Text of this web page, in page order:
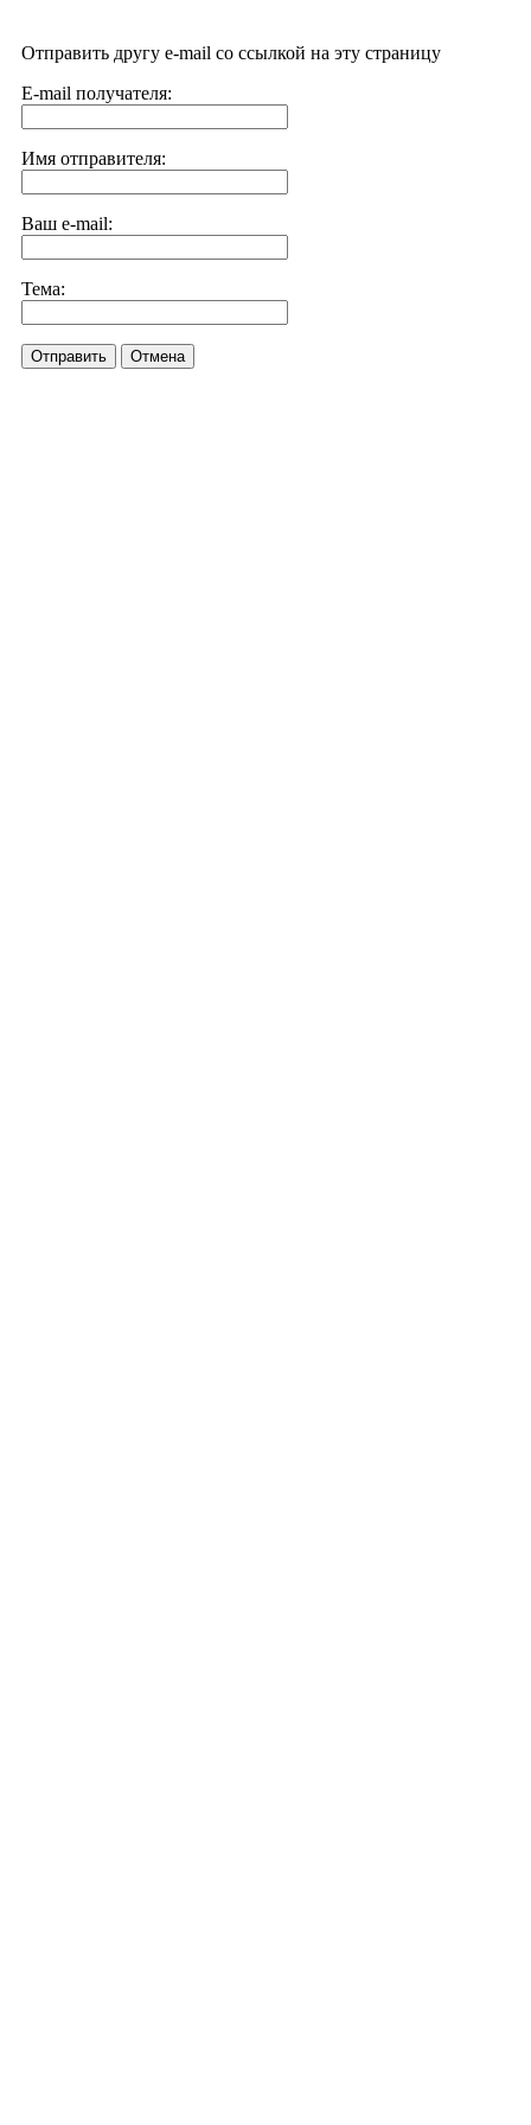
Отправить другу e-mail со ссылкой на эту страницу
E-mail получателя:
Имя отправителя:
Ваш e-mail:
Тема:
Отправить Отмена